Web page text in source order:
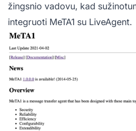
žingsnio vadovu, kad
integruoti MeTA1 su LiveAgent.